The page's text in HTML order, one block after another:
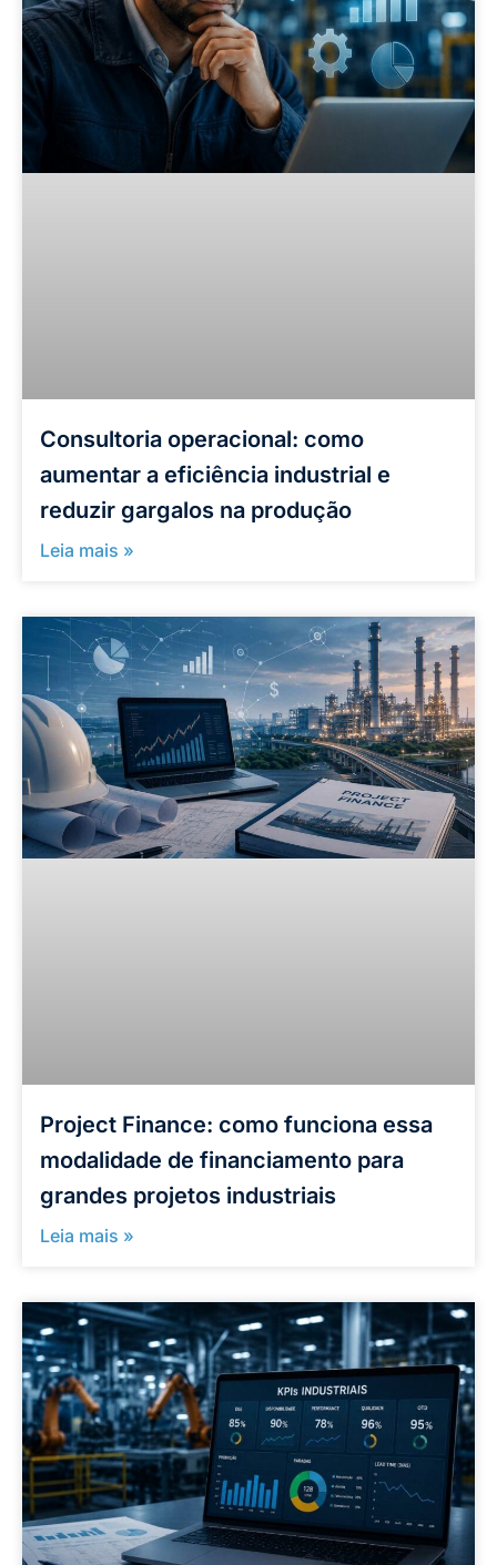
Consultoria operacional: como
aumentar a eficiência industrial e
reduzir gargalos na produção
Leia mais »
Project Finance: como funciona essa
modalidade de financiamento para
grandes projetos industriais
Leia mais »